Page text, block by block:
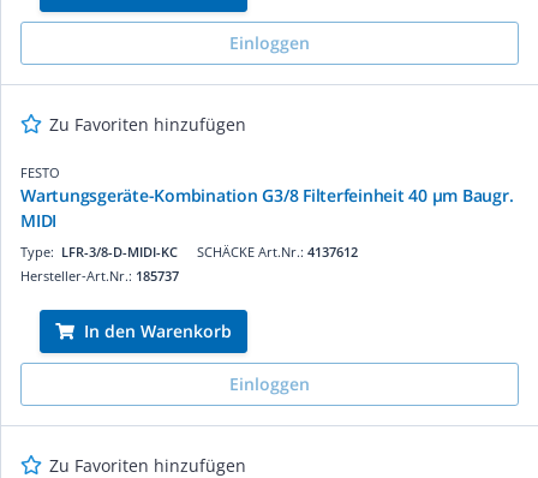
Einloggen
Zu Favoriten hinzufügen
FESTO
Wartungsgeräte-Kombination G3/8 Filterfeinheit 40 µm Baugr.
MIDI
SCHÄCKE Art.Nr.: 4137612
Type: LFR-3/8-D-MIDI-KC
Hersteller-Art.Nr.: 185737
In den Warenkorb
Einloggen
Zu Favoriten hinzufügen